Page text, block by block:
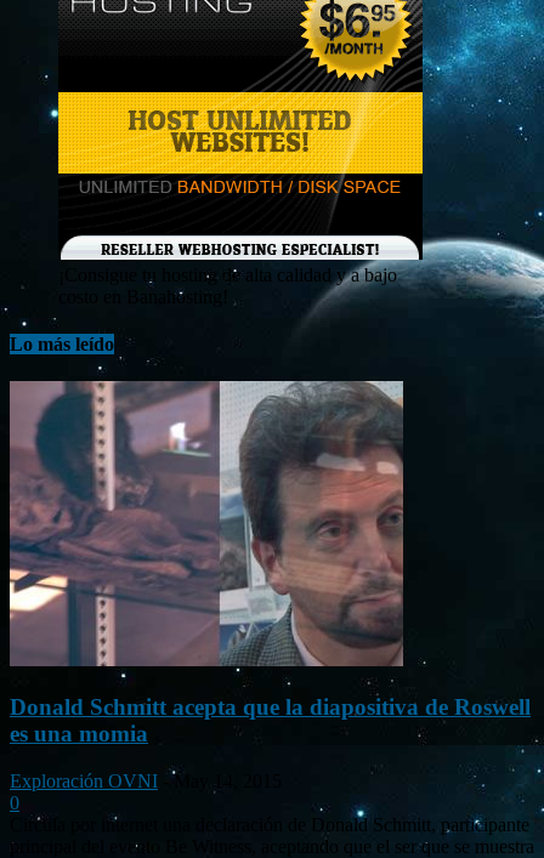
¡Consigue tu hosting de alta calidad y a bajo
costo en Banahosting!
Lo más leído
Donald Schmitt acepta que la diapositiva de Roswell
es una momia
Exploración OVNI - May 14, 2015
0
Circula por internet una declaración de Donald Schmitt, participante
principal del evento Be Witness, aceptando que el ser que se muestra